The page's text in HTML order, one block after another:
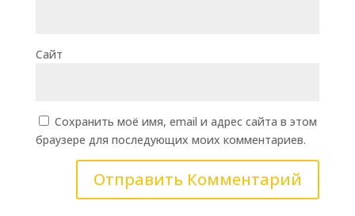
Сайт
Сохранить моё имя, email и адрес сайта в этом
браузере для последующих моих комментариев.